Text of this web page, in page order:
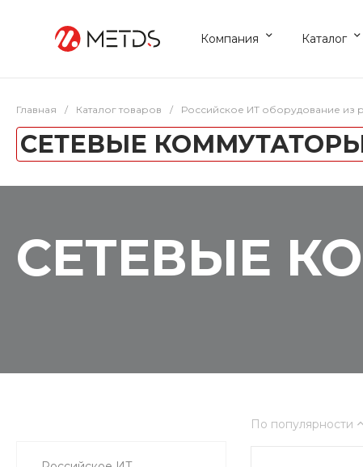
Компания Каталог
Главная / Каталог товаров / Российское ИТ оборудование из
СЕТЕВЫЕ
СЕТЕВЫЕ
По популярности